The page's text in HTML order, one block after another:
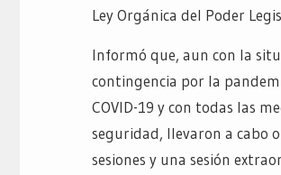
Ley Orgánica del Poder
Informó que, aun con la
contingencia por la
COVID-19 y con todas las
seguridad, llevaron a cabo
sesiones y una sesión